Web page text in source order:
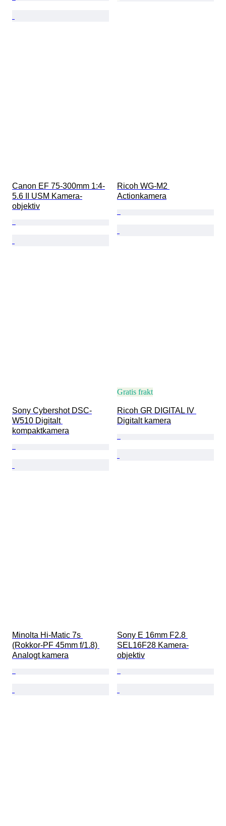
Canon EF 75-300mm 1:4-
5.6 II USM Kamera-
objektiv
Ricoh WG-M2
Actionkamera
Sony Cybershot DSC-
W510 Digitalt
kompaktkamera
Gratis frakt
Ricoh GR DIGITAL IV
Digitalt kamera
Minolta Hi-Matic 7s
(Rokkor-PF 45mm f/1.8)
Analogt kamera
Sony E 16mm F2.8
SEL16F28 Kamera-
objektiv